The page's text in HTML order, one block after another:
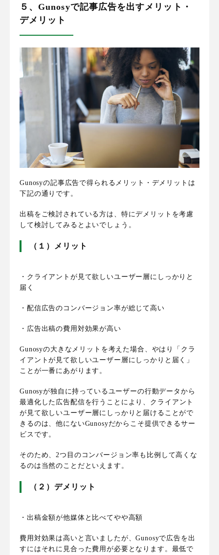
５、Gunosyで記事広告を出すメリット・
デメリット
Gunosyの記事広告で得られるメリット・デメリットは
下記の通りです。
出稿をご検討されている方は、特にデメリットを考慮
して検討してみるとよいでしょう。
（１）メリット
・クライアントが見て欲しいユーザー層にしっかりと
届く
・配信広告のコンバージョン率が総じて高い
・広告出稿の費用対効果が高い
Gunosyの大きなメリットを考えた場合、やはり「 クラ
イアントが見て欲しいユーザー層にしっかりと届く
」
ことが一番にあがります。
Gunosyが独自に持っているユーザーの行動データから
最適化した広告配信を行う ことにより、 クライアント
が見て欲しいユーザー層にしっかりと届けることがで
きるのは、他にないGunosyだからこそ提供できるサー
ビス です。
そのため、2つ目のコンバージョン率も比例して高くな
るのは当然のことだといえます。
（２）デメリット
・出稿金額が他媒体と比べてやや高額
費用対効果は高いと言いましたが、Gunosyで広告を出
すにはそれに見合った費用が必要となります。 最低で